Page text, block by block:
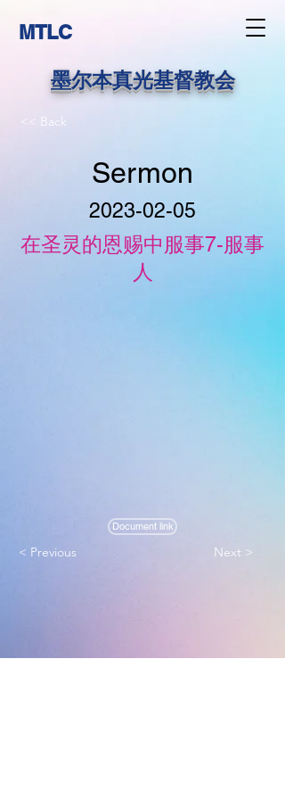
MTLC
墨尔本真光基督教会
<< Back
Sermon
2023-02-05
在圣灵的恩赐中服事7-服事
人
Document link
< Previous Next >